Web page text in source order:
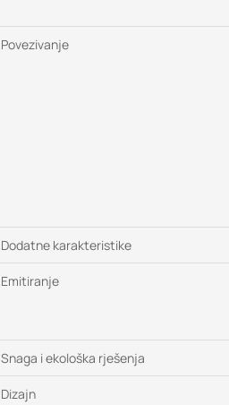
Povezivanje
Dodatne karakteristike
Emitiranje
Snaga i ekološka rješenja
Dizajn